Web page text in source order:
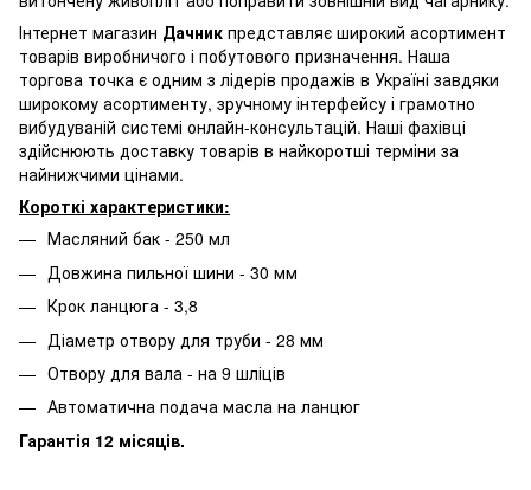
Інтернет магазин Дачник представляє широкий асортимент
товарів виробничого і побутового призначення. Наша
торгова точка є одним з лідерів продажів в Україні завдяки
широкому асортименту, зручному інтерфейсу і грамотно
вибудуваній системі онлайн-консультацій. Наші фахівці
здійснюють доставку товарів в найкоротші терміни за
найнижчими цінами.
Короткі характеристики:
Масляний бак - 250 мл
Довжина пильної шини - 30 мм
Крок ланцюга - 3,8
Діаметр отвору для труби - 28 мм
Отвору для вала - на 9 шліців
Автоматична подача масла на ланцюг
Гарантія 12 місяців.